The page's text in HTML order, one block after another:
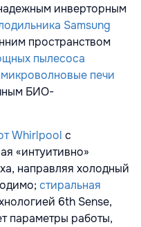
инверторным
Samsung
пространством
пылесоса
микроволновые печи
БИО-
Whirlpool c
«интуитивно»
направляя холодный
стиральная
6th Sense,
параметры работы,